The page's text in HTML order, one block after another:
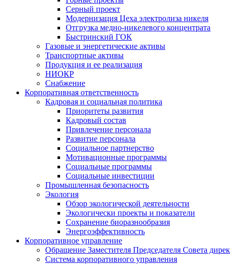
Серный проект
Модернизация Цеха электролиза никеля
Отгрузка медно-никелевого концентрата
Быстринский ГОК
Газовые и энергетические активы
Транспортные активы
Продукция и ее реализация
НИОКР
Снабжение
Корпоративная ответственность
Кадровая и социальная политика
Приоритеты развития
Кадровый состав
Привлечение персонала
Развитие персонала
Социальное партнерство
Мотивационные программы
Социальные программы
Социальные инвестиции
Промышленная безопасность
Экология
Обзор экологической деятельности
Экологически проекты и показатели
Сохранение биоразнообразия
Энергоэффективность
Корпоративное управление
Обращение Заместителя Председателя Совета
Система корпоративного управления